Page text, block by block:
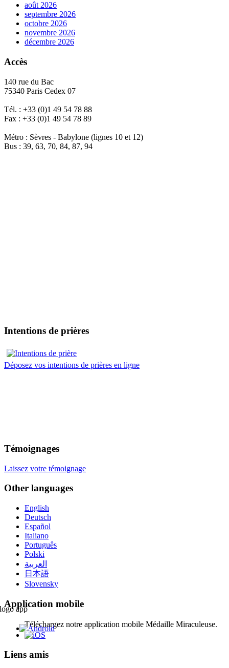
août 2026
septembre 2026
octobre 2026
novembre 2026
décembre 2026
Accès
140 rue du Bac
75340 Paris Cedex 07
Tél. : +33 (0)1 49 54 78 88
Fax : +33 (0)1 49 54 78 89
Métro : Sèvres - Babylone (lignes 10 et 12)
Bus : 39, 63, 70, 84, 87, 94
Intentions de prières
Déposez vos intentions de prières en ligne
Témoignages
Laissez votre témoignage
Other languages
English
Deutsch
Español
Italiano
Português
Polski
العربية
日本語
Slovensky
Application mobile
Téléchargez notre application mobile Médaille Miraculeuse.
Liens amis